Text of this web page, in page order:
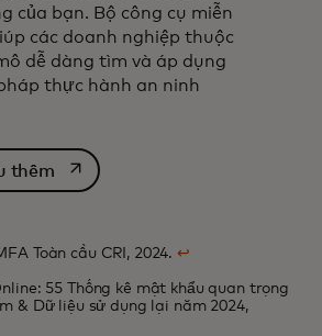
của bạn. Bộ công cụ miễn
các doanh nghiệp thuộc
dễ dàng tìm và áp dụng
thực hành an ninh
thêmopens in a new tab
Toàn cầu CRI, 2024. ↩
55 Thống kê mật khẩu quan trọng
& Dữ liệu sử dụng lại năm 2024,